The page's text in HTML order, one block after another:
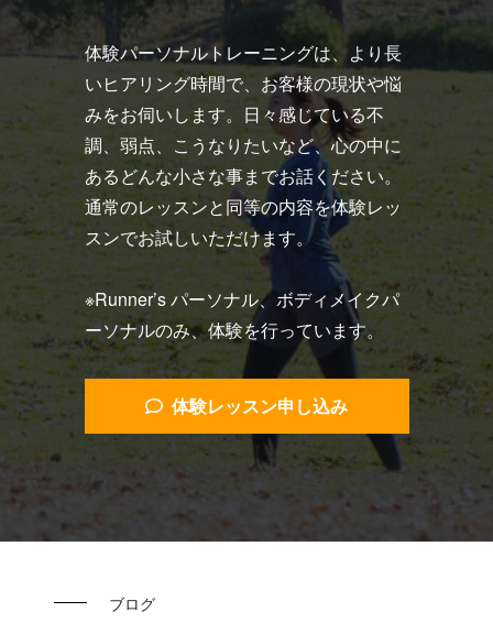
体験パーソナルトレーニングは、より長
いヒアリング時間で、お客様の現状や悩
みをお伺いします。日々感じている不
調、弱点、こうなりたいなど、心の中に
あるどんな小さな事までお話ください。
通常のレッスンと同等の内容を体験レッ
スンでお試しいただけます。
※Runner’s パーソナル、ボディメイクパ
ーソナルのみ、体験を行っています。
体験レッスン申し込み
ブログ